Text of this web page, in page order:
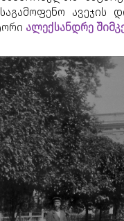
ავეჯის
ალექსანდრე